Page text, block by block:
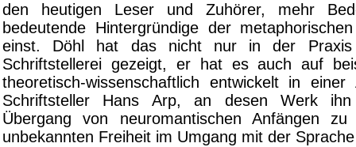
den heutigen Leser und Zuhörer, mehr
bedeutende Hintergründige der
einst. Döhl hat das nicht nur in der Praxis
Schriftstellerei gezeigt, er hat es auch auf
theoretisch-wissenschaftlich entwickelt in
Schriftsteller Hans Arp, an desen Werk
Übergang von neuromantischen Anfängen
unbekannten Freiheit im Umgang mit der